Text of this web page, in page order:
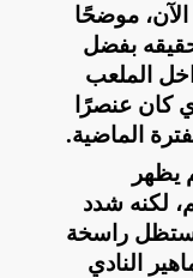
الآن، موضحًا
بفضل
الملعب
كان عنصرًا
الماضية.
يظهر
لكنه شدد
راسخة
النادي